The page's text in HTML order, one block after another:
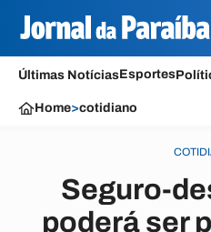
Últimas NotíciasEsportes
Home>cotidiano
Seguro-
poderá ser